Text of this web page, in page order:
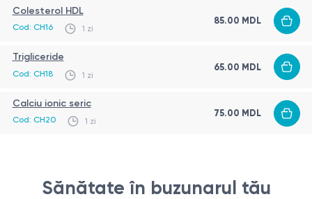
Colesterol HDL
Cod: CH16 1 zi
85.00 MDL
Trigliceride
Cod: CH18 1 zi
65.00 MDL
Calciu ionic seric
Cod: CH20 1 zi
75.00 MDL
Sănătate în buzunarul tău